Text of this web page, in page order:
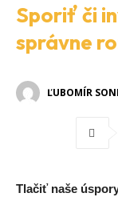
Sporiť či
správne
ĽUBOMÍR
Tlačiť naše